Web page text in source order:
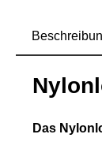
Das